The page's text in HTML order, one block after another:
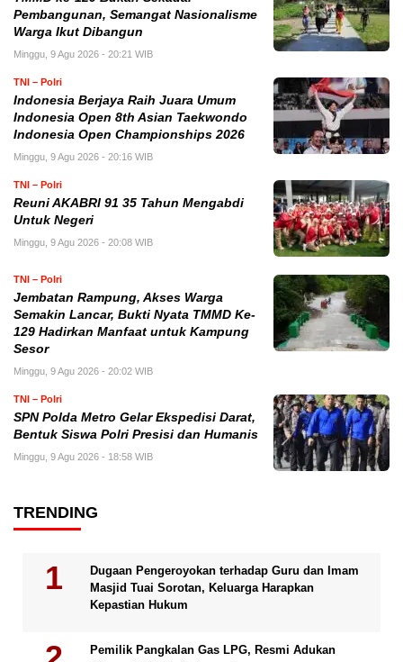
Pembangunan, Semangat Nasionalisme
Warga Ikut Dibangun
Minggu, 9 Agu 2026 - 20:21 WIB
TNI – Polri
Indonesia Berjaya Raih Juara Umum
Indonesia Open 8th Asian Taekwondo
Indonesia Open Championships 2026
Minggu, 9 Agu 2026 - 20:16 WIB
TNI – Polri
Reuni AKABRI 91 35 Tahun Mengabdi
Untuk Negeri
Minggu, 9 Agu 2026 - 20:08 WIB
TNI – Polri
Jembatan Rampung, Akses Warga
Semakin Lancar, Bukti Nyata TMMD Ke-
129 Hadirkan Manfaat untuk Kampung
Sesor
Minggu, 9 Agu 2026 - 20:02 WIB
TNI – Polri
SPN Polda Metro Gelar Ekspedisi Darat,
Bentuk Siswa Polri Presisi dan Humanis
Minggu, 9 Agu 2026 - 18:58 WIB
TRENDING
Dugaan Pengeroyokan terhadap Guru dan Imam
Masjid Tuai Sorotan, Keluarga Harapkan
Kepastian Hukum
Pemilik Pangkalan Gas LPG, Resmi Adukan